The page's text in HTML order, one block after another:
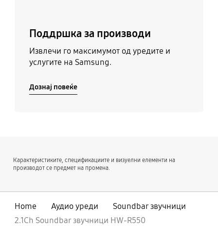
Поддршка за производи
Извлечи го максимумот од уредите и
услугите на Samsung.
Дознај повеќе
Карактеристиките, спецификациите и визуелни елементи на
производот се предмет на промена.
Home Аудио уреди
Soundbar звучници
2.1Ch Soundbar звучници HW-R550